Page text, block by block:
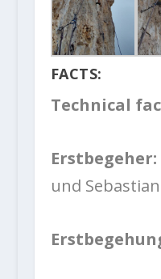
FACTS:
Technical
Erstbegeher:
und